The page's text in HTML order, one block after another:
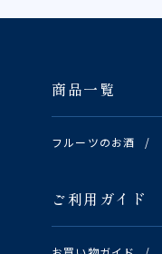
商品一覧
フルーツのお酒 /
ご利用ガイド